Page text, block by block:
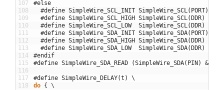
107
108
109
110
111
112
113
114
115
116
117
118
#else
#define SimpleWire_SCL_INIT SimpleWire_SCL(PORT) &=
#define SimpleWire_SCL_HIGH SimpleWire_SCL(DDR)  &=
#define SimpleWire_SCL_LOW  SimpleWire_SCL(DDR)  |=
#define SimpleWire_SDA_INIT SimpleWire_SDA(PORT) &=
#define SimpleWire_SDA_HIGH SimpleWire_SDA(DDR)  &=
#define SimpleWire_SDA_LOW  SimpleWire_SDA(DDR)  |=
#endif
#define SimpleWire_SDA_READ (SimpleWire_SDA(PIN) &
#define SimpleWire_DELAY(t) \
do {
\